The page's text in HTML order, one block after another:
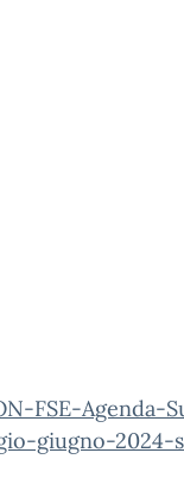
FSE-
giugno-2024-